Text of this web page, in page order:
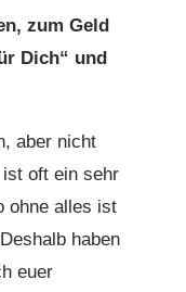
zum Geld
Dich“ und
aber nicht
oft ein sehr
ohne alles ist
haben
euer